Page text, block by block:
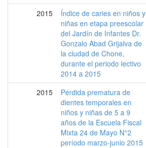
2015
Índice de caries en niños y
niñas en etapa preescolar
del Jardín de Infantes Dr.
Gonzalo Abad Grijalva de
la ciudad de Chone,
durante el periodo lectivo
2014 a 2015
2015
Pérdida prematura de
dientes temporales en
niños y niñas de 5 a 9
años de la Escuela Fiscal
Mixta 24 de Mayo N°2
período marzo-junio 2015